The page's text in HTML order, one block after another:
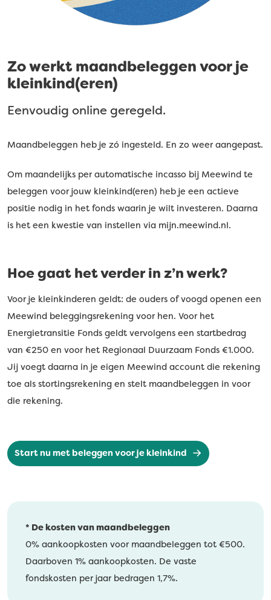
Zo werkt maandbeleggen voor je
kleinkind(eren)
Eenvoudig online geregeld.
Maandbeleggen heb je zó ingesteld. En zo weer aangepast.
Om maandelijks per automatische incasso bij Meewind te
beleggen voor jouw kleinkind(eren) heb je een actieve
positie nodig in het fonds waarin je wilt investeren. Daarna
is het een kwestie van instellen via mijn.meewind.nl.
Hoe gaat het verder in z’n werk?
Voor je kleinkinderen geldt: de ouders of voogd openen een
Meewind beleggingsrekening voor hen. Voor het
Energietransitie Fonds geldt vervolgens een startbedrag
van €250 en voor het Regionaal Duurzaam Fonds €1.000.
Jij voegt daarna in je eigen Meewind account die rekening
toe als stortingsrekening en stelt maandbeleggen in voor
die rekening.
Start nu met beleggen voor je kleinkind
* De kosten van maandbeleggen
0% aankoopkosten voor maandbeleggen tot €500.
Daarboven 1% aankoopkosten. De vaste
fondskosten per jaar bedragen 1,7%.